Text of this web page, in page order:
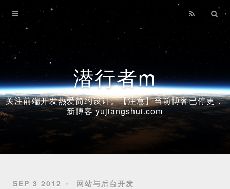
潜行者m
关注前端开发热爱简约设计。【注意】当前博客已停更，
新博客 yujiangshui.com
SEP 3 2012 网站与后台开发
Home